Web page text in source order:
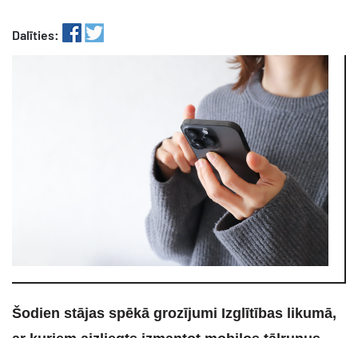
Dalīties:
Šodien stājas spēkā grozījumi Izglītības likumā,